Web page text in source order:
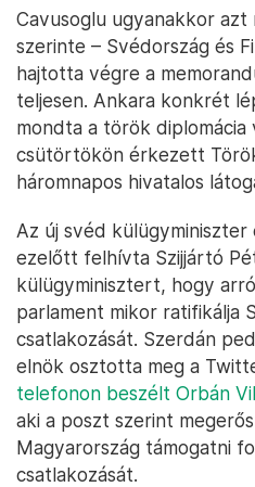
Cavusoglu ugyanakkor
szerinte – Svédország és
hajtotta végre a
teljesen. Ankara konkrét
mondta a török
csütörtökön érkezett
háromnapos hivatalos
Az új svéd
ezelőtt felhívta Szijjártó
külügyminisztert, hogy
parlament mikor ratifikálja
csatlakozását. Szerdán
elnök osztotta meg a
telefonon beszélt Orbán
aki a poszt szerint
Magyarország támogatni
csatlakozását.